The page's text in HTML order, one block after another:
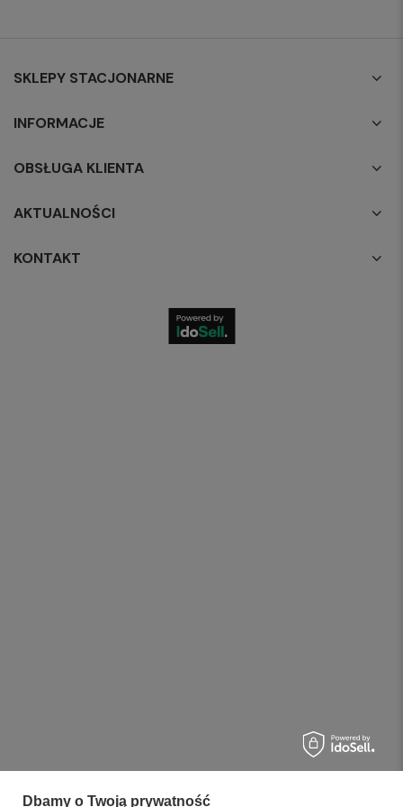
SKLEPY STACJONARNE
INFORMACJE
OBSŁUGA KLIENTA
AKTUALNOŚCI
KONTAKT
Dbamy o Twoją prywatność